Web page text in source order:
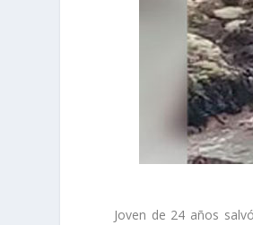
Joven de 24 años